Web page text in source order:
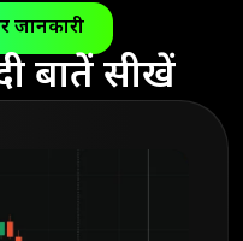
जानकारी
बातें सीखें